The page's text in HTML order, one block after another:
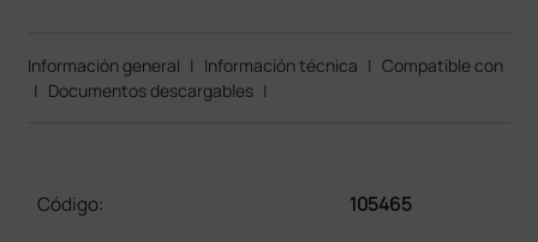
Información general | Información técnica | Compatible con
| Documentos descargables |
Código:
105465